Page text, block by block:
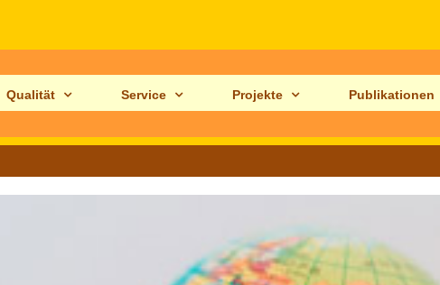
Qualität Service Projekte Publikationen